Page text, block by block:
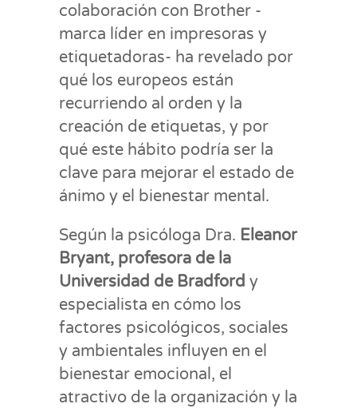
colaboración con Brother -
marca líder en impresoras y
etiquetadoras- ha revelado por
qué los europeos están
recurriendo al orden y la
creación de etiquetas, y por
qué este hábito podría ser la
clave para mejorar el estado de
ánimo y el bienestar mental.
Según la psicóloga Dra. Eleanor
Bryant, profesora de la
Universidad de Bradford y
especialista en cómo los
factores psicológicos, sociales
y ambientales influyen en el
bienestar emocional, el
atractivo de la organización y la